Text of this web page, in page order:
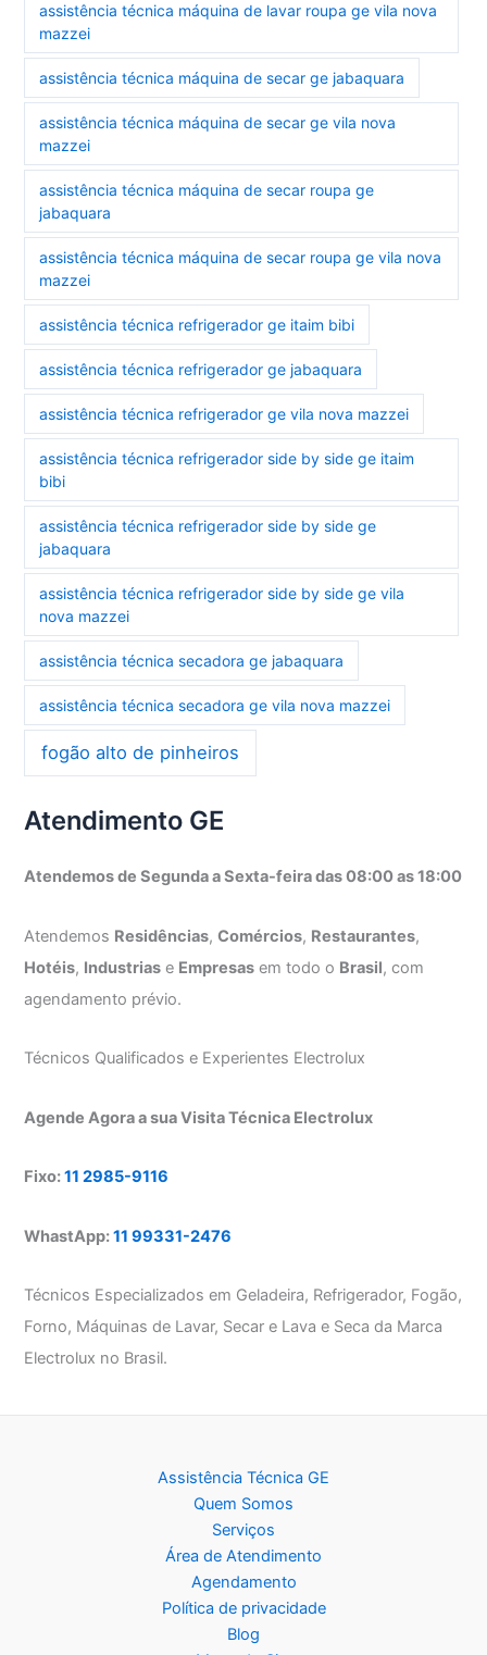
assistência técnica máquina de lavar roupa ge vila nova
mazzei
assistência técnica máquina de secar ge jabaquara
assistência técnica máquina de secar ge vila nova
mazzei
assistência técnica máquina de secar roupa ge
jabaquara
assistência técnica máquina de secar roupa ge vila nova
mazzei
assistência técnica refrigerador ge itaim bibi
assistência técnica refrigerador ge jabaquara
assistência técnica refrigerador ge vila nova mazzei
assistência técnica refrigerador side by side ge itaim
bibi
assistência técnica refrigerador side by side ge
jabaquara
assistência técnica refrigerador side by side ge vila
nova mazzei
assistência técnica secadora ge jabaquara
assistência técnica secadora ge vila nova mazzei
fogão alto de pinheiros
Atendimento GE
Atendemos de Segunda a Sexta-feira das 08:00 as 18:00
Atendemos Residências,Comércios, Restaurantes,
Hotéis, Industrias e Empresas em todo o Brasil, com
agendamento prévio.
Técnicos Qualificados e Experientes Electrolux
Agende Agora a sua Visita Técnica Electrolux
Fixo:11 2985-9116
WhastApp:11 99331-2476
Técnicos Especializados em Geladeira, Refrigerador, Fogão,
Forno, Máquinas de Lavar, Secar e Lava e Seca da Marca
Electrolux no Brasil.
Assistência Técnica GE
Quem Somos
Serviços
Área de Atendimento
Agendamento
Política de privacidade
Blog